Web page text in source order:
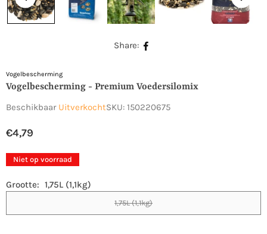
Share:
Vogelbescherming
Vogelbescherming - Premium Voedersilomix
Beschikbaar UitverkochtSKU: 150220675
Normale
prijs
€4,79
Niet op voorraad
Grootte: 1,75L (1,1kg)
1,75L (1,1kg)